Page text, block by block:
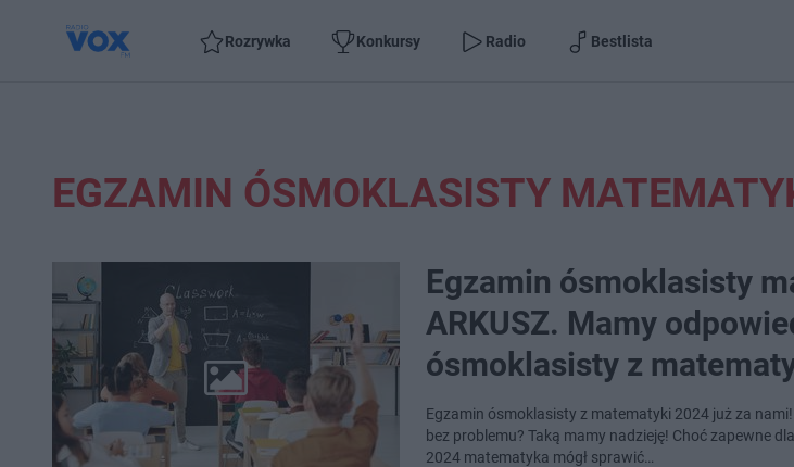
Rozrywka Konkursy Radio Bestlista
EGZAMIN ÓSMOKLASISTY
Egzamin ósmoklasisty
ARKUSZ. Mamy
ósmoklasisty z
Egzamin ósmoklasisty z matematyki 2024 już za
bez problemu? Taką mamy nadzieję! Choć zapewne
2024 matematyka mógł sprawić…